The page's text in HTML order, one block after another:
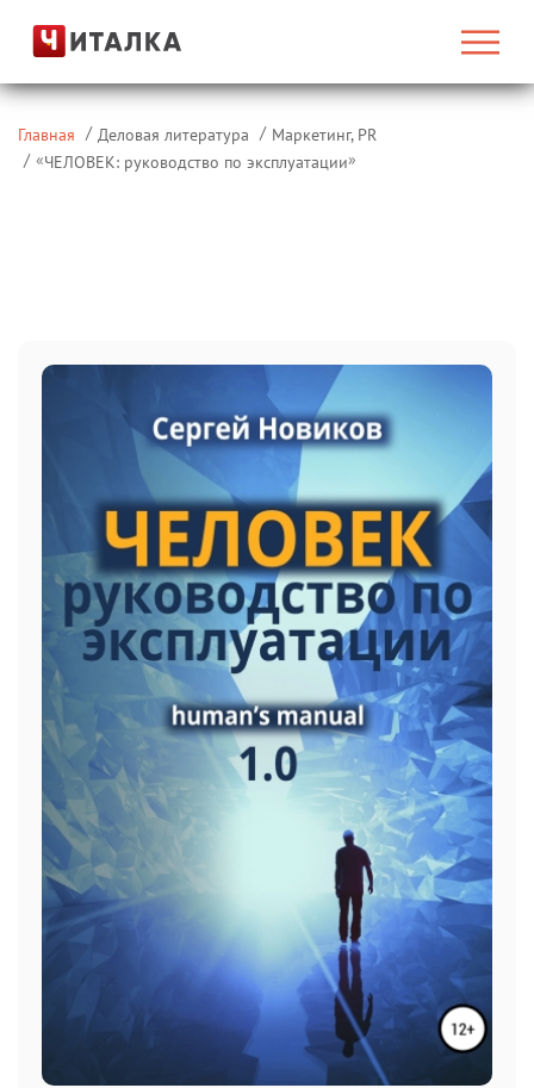
Главная Деловая литература
Маркетинг, PR
«ЧЕЛОВЕК: руководство по эксплуатации»